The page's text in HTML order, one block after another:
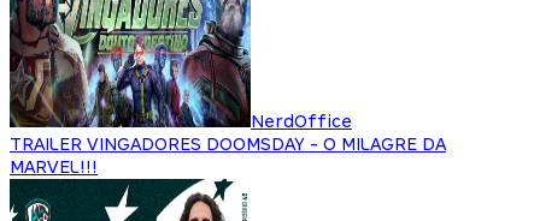
NerdOffice
TRAILER VINGADORES DOOMSDAY - O MILAGRE DA
MARVEL!!!